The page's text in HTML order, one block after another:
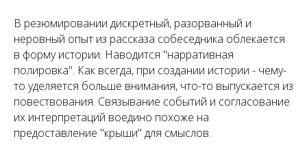
В резюмировании дискретный, разорванный и
неровный опыт из рассказа собеседника облекается
в форму истории. Наводится "нарративная
полировка". Как всегда, при создании истории - чему-
то уделяется больше внимания, что-то выпускается из
повествования. Связывание событий и согласование
их интерпретаций воедино похоже на
предоставление "крыши" для смыслов.